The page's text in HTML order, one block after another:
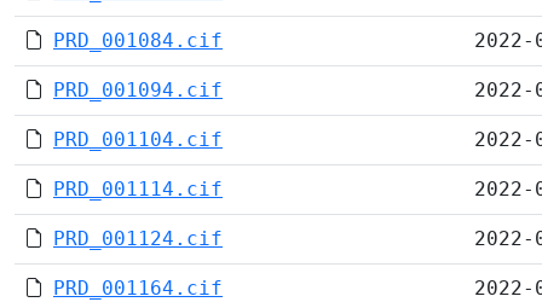
PRD_001084.cif
PRD_001094.cif
PRD_001104.cif
PRD_001114.cif
PRD_001124.cif
PRD_001164.cif